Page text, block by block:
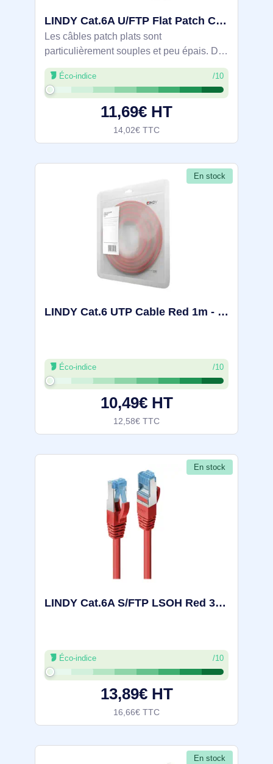
LINDY Cat.6A U/FTP Flat Patch Cable white 1m - 47541
Les câbles patch plats sont
particulièrement souples et peu épais. De
part leur faible épaisseur ils peuvent être
posés sous des tapis, parquets ou derrière
des plinthes. Dans certains cas ils
Éco-indice /10
11,69€ HT
14,02€ TTC
En stock
LINDY Cat.6 UTP Cable Red 1m - 48032
Éco-indice /10
10,49€ HT
12,58€ TTC
En stock
LINDY Cat.6A S/FTP LSOH Red 3m Patch Cable - 47165
Éco-indice /10
13,89€ HT
16,66€ TTC
En stock